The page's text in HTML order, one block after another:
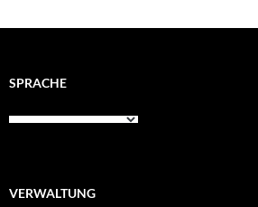
SPRACHE
VERWALTUNG